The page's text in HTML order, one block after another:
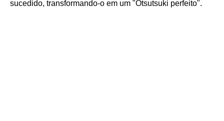
sucedido, transformando-o em um "Ōtsutsuki perfeito".